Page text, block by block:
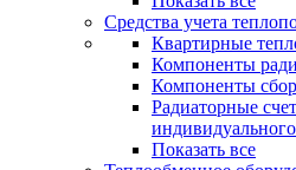
Средства учета
Квартирные
Компоненты
Компоненты
Радиаторные
Показать все